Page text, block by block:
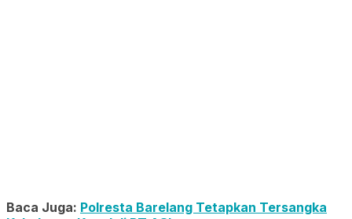
Baca Juga: Polresta Barelang Tetapkan Tersangka